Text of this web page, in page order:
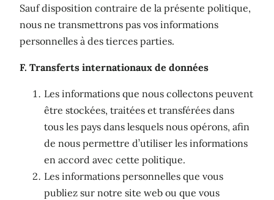
Sauf disposition contraire de la présente politique,
nous ne transmettrons pas vos informations
personnelles à des tierces parties.
F. Transferts internationaux de données
Les informations que nous collectons peuvent
être stockées, traitées et transférées dans
tous les pays dans lesquels nous opérons, afin
de nous permettre d’utiliser les informations
en accord avec cette politique.
Les informations personnelles que vous
publiez sur notre site web ou que vous